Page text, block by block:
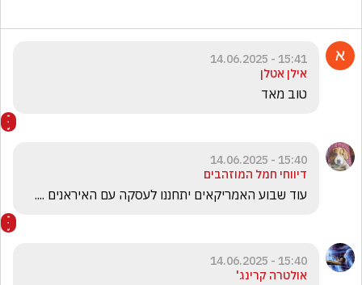
15:41 - 14.06.2025
אילן אטלן
טוב מאד
15:40 - 14.06.2025
דיווחי חמל המוזהבים
עוד שבוע האמריקאים יתחננו לעסקה עם האיראנים ....
15:40 - 14.06.2025
אולטרה קרינג'